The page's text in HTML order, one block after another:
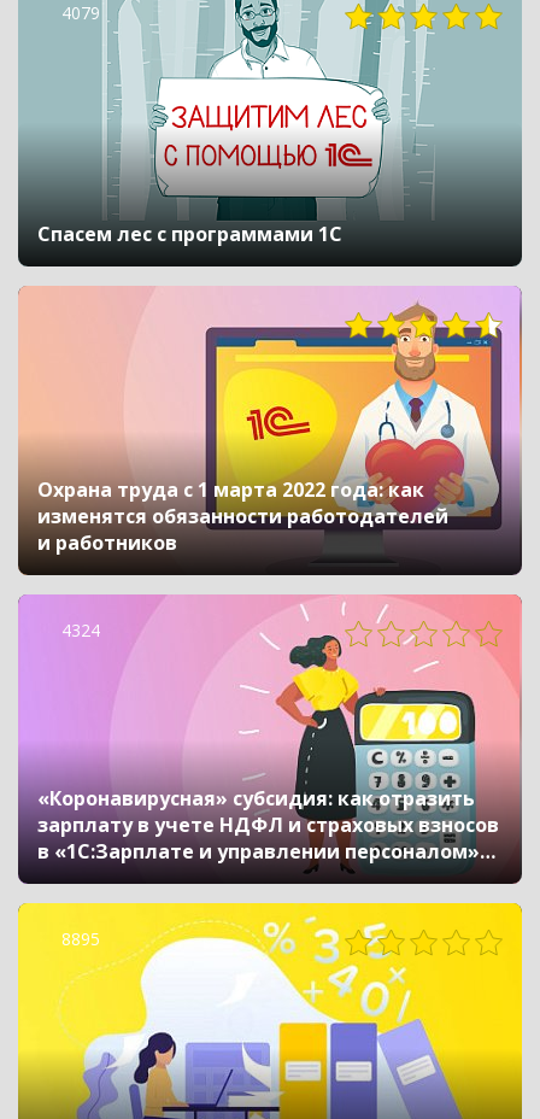
4079
Спасем лес с программами 1С
Охрана труда с 1 марта 2022 года: как
изменятся обязанности работодателей
и работников
4324
«Коронавирусная» субсидия: как отразить
зарплату в учете НДФЛ и страховых взносов
в «1С:Зарплате и управлении персоналом»
ред. 3
8895